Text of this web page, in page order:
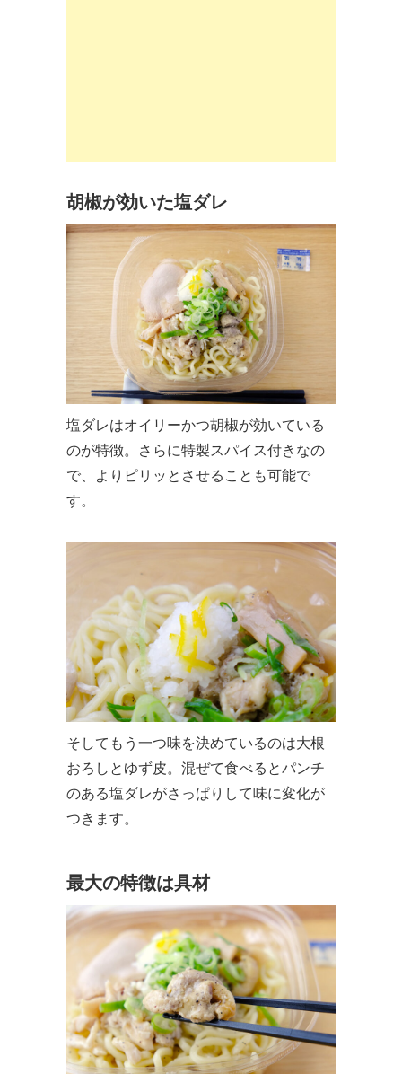
胡椒が効いた塩ダレ
塩ダレはオイリーかつ胡椒が効いている
のが特徴。さらに特製スパイス付きなの
で、よりピリッとさせることも可能で
す。
そしてもう一つ味を決めているのは大根
おろしとゆず皮。混ぜて食べるとパンチ
のある塩ダレがさっぱりして味に変化が
つきます。
最大の特徴は具材